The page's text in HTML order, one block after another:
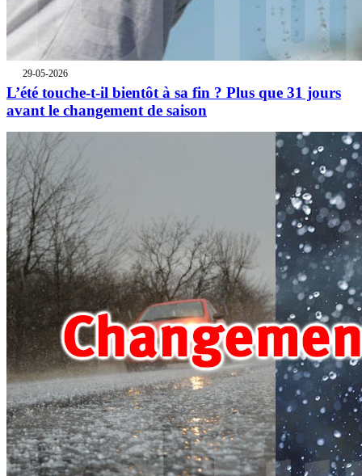
29-05-2026
L’été touche-t-il bientôt à sa fin ? Plus que 31 jours
avant le changement de saison